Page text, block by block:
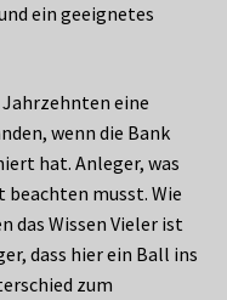
ein geeignetes
eine
wenn die Bank
hat. Anleger, was
musst. Wie
das Wissen Vieler ist
dass hier ein Ball ins
zum